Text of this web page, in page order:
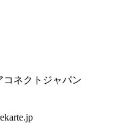
ネクトジャパン